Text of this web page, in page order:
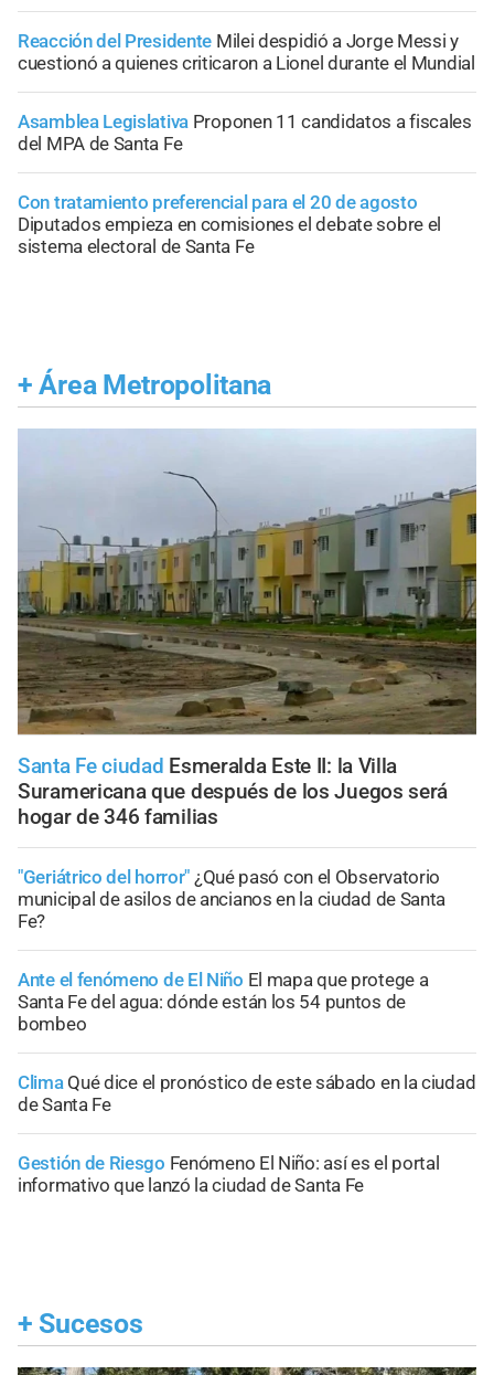
Reacción del Presidente Milei despidió a Jorge Messi y
cuestionó a quienes criticaron a Lionel durante el Mundial
Asamblea Legislativa Proponen 11 candidatos a fiscales
del MPA de Santa Fe
Con tratamiento preferencial para el 20 de agosto
Diputados empieza en comisiones el debate sobre el
sistema electoral de Santa Fe
+ Área Metropolitana
Santa Fe ciudad Esmeralda Este II: la Villa
Suramericana que después de los Juegos será
hogar de 346 familias
"Geriátrico del horror" ¿Qué pasó con el Observatorio
municipal de asilos de ancianos en la ciudad de Santa
Fe?
Ante el fenómeno de El Niño El mapa que protege a
Santa Fe del agua: dónde están los 54 puntos de
bombeo
Clima Qué dice el pronóstico de este sábado en la ciudad
de Santa Fe
Gestión de Riesgo Fenómeno El Niño: así es el portal
informativo que lanzó la ciudad de Santa Fe
+ Sucesos